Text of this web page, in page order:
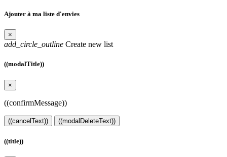
Ajouter à ma liste d'envies
×
add_circle_outline Create new list
((modalTitle))
×
((confirmMessage))
((cancelText)) ((modalDeleteText))
((title))